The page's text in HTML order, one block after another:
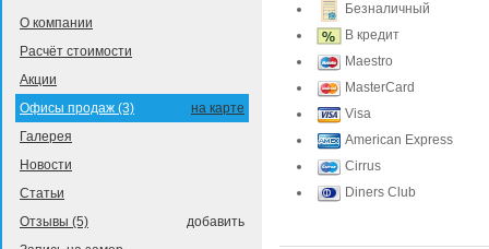
Безналичный
В кредит
Maestro
MasterCard
Visa
American Express
Cirrus
Diners Club
О компании
Расчёт стоимости
Акции
на карте
Офисы продаж (3)
Галерея
Новости
Статьи
добавить
Отзывы (5)